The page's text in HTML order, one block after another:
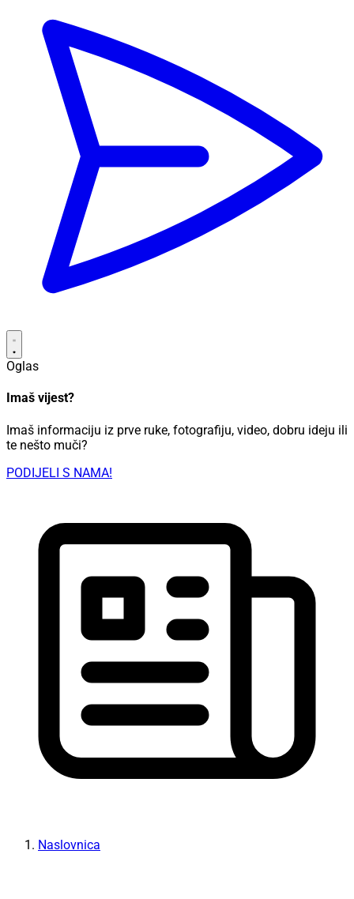
Oglas
Imaš vijest?
Imaš informaciju iz prve ruke, fotografiju, video, dobru ideju ili
te nešto muči?
PODIJELI S NAMA!
Naslovnica